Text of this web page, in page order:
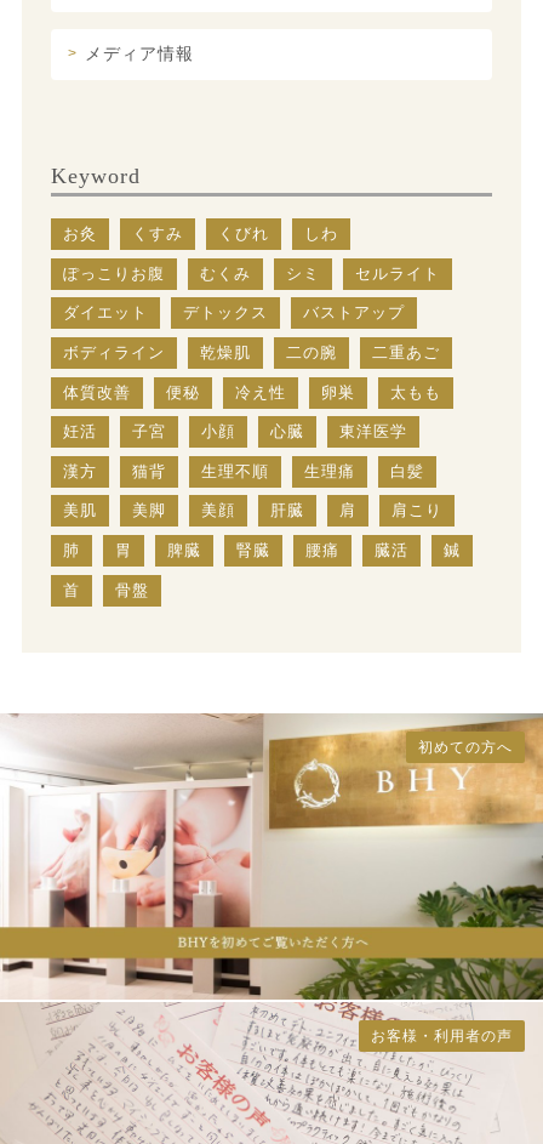
メディア情報
Keyword
お灸 くすみ くびれ しわ
ぽっこりお腹 むくみ シミ セルライト
ダイエット デトックス バストアップ
ボディライン 乾燥肌 二の腕 二重あご
体質改善 便秘 冷え性 卵巣 太もも
妊活 子宮 小顔 心臓 東洋医学
漢方 猫背 生理不順 生理痛 白髪
美肌 美脚 美顔 肝臓 肩 肩こり
肺 胃 脾臓 腎臓 腰痛 臓活 鍼
首 骨盤
初めての方へ
お客様・利用者の声